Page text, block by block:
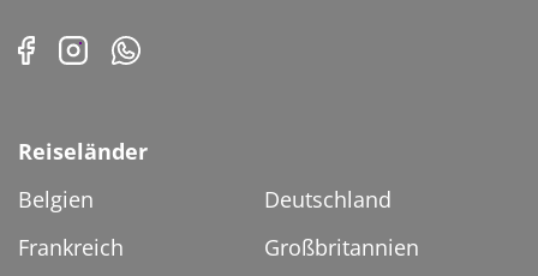
Reiseländer
Belgien
Deutschland
Frankreich
Großbritannien